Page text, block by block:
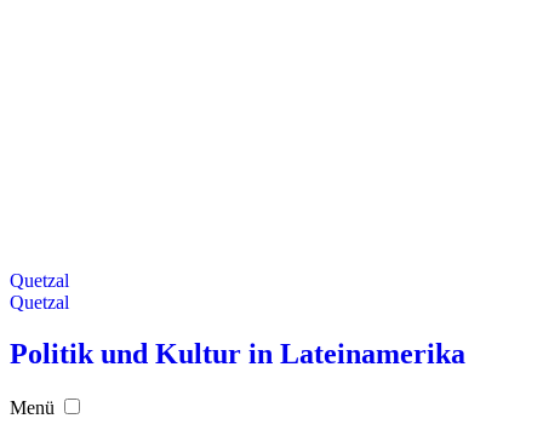
Quetzal
Quetzal
Politik und Kultur in Lateinamerika
Menü